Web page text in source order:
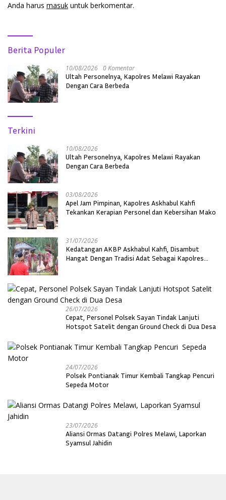
Anda harus masuk untuk berkomentar.
Berita Populer
10/08/2026 0 Komentar
Ultah Personelnya, Kapolres Melawi Rayakan
Dengan Cara Berbeda
Terkini
10/08/2026
Ultah Personelnya, Kapolres Melawi Rayakan
Dengan Cara Berbeda
03/08/2026
Apel Jam Pimpinan, Kapolres Askhabul Kahfi
Tekankan Kerapian Personel dan Kebersihan Mako
31/07/2026
Kedatangan AKBP Askhabul Kahfi, Disambut
Hangat Dengan Tradisi Adat Sebagai Kapolres
26/07/2026
Cepat, Personel Polsek Sayan Tindak Lanjuti
Hotspot Satelit dengan Ground Check di Dua Desa
24/07/2026
Polsek Pontianak Timur Kembali Tangkap Pencuri
Sepeda Motor
23/07/2026
Aliansi Ormas Datangi Polres Melawi, Laporkan
Syamsul Jahidin